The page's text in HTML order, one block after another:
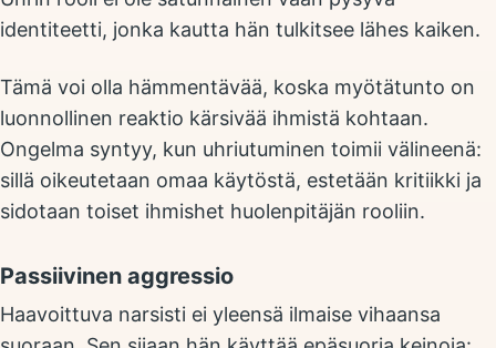
identiteetti, jonka kautta hän tulkitsee lähes kaiken.
Tämä voi olla hämmentävää, koska myötätunto on
luonnollinen reaktio kärsivää ihmistä kohtaan.
Ongelma syntyy, kun uhriutuminen toimii välineenä:
sillä oikeutetaan omaa käytöstä, estetään kritiikki ja
sidotaan toiset ihmishet huolenpitäjän rooliin.
Passiivinen aggressio
Haavoittuva narsisti ei yleensä ilmaise vihaansa